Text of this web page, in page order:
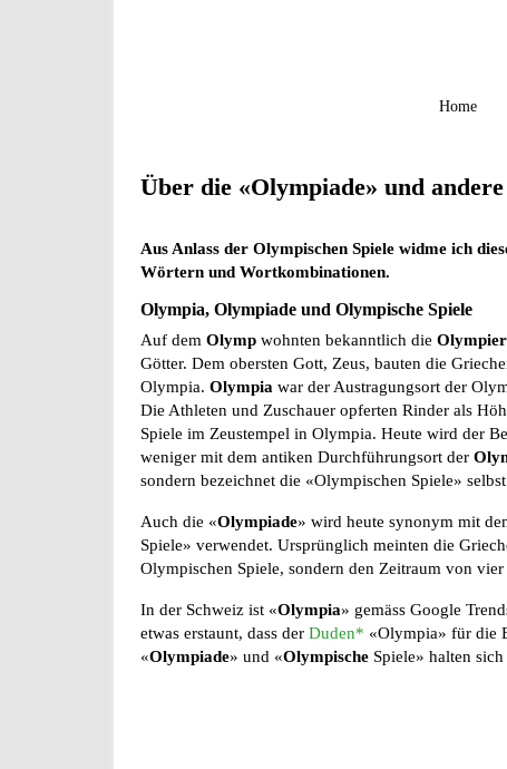
Home
Über die «Olympiade» und
Aus Anlass der Olympischen Spiele widme ich
Wörtern und Wortkombinationen.
Olympia, Olympiade und Olympische Spiele
Auf dem Olymp wohnten bekanntlich die Olympier
Götter. Dem obersten Gott, Zeus, bauten die
Olympia. Olympia war der Austragungsort der
Die Athleten und Zuschauer opferten Rinder als
Spiele im Zeustempel in Olympia. Heute wird der
weniger mit dem antiken Durchführungsort der
sondern bezeichnet die «Olympischen Spiele»
Auch die «Olympiade» wird heute synonym mit
Spiele» verwendet. Ursprünglich meinten die
Olympischen Spiele, sondern den Zeitraum von vier
In der Schweiz ist «Olympia» gemäss Google
etwas erstaunt, dass der Duden* «Olympia» für die
«Olympiade» und «Olympische Spiele» halten